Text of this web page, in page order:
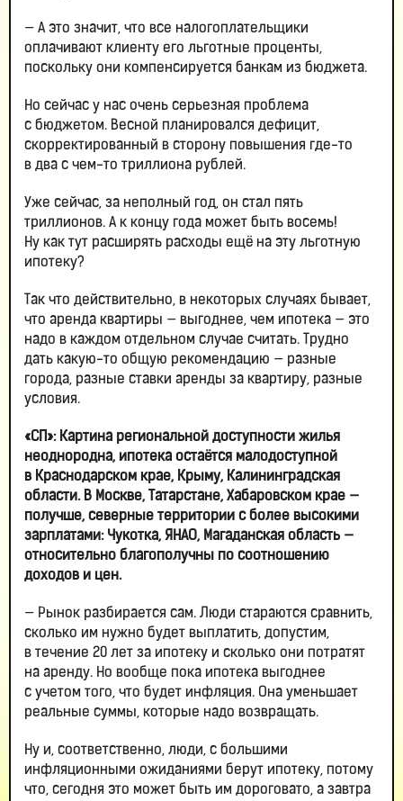
— А это значит, что все налогоплательщики
оплачивают клиенту его льготные проценты,
поскольку они компенсируется банкам из бюджета.
Но сейчас у нас очень серьезная проблема
с бюджетом. Весной планировался дефицит,
скорректированный в сторону повышения где-то
в два с чем-то триллиона рублей.
Уже сейчас, за неполный год, он стал пять
триллионов. А к концу года может быть восемь!
Ну как тут расширять расходы ещё на эту льготную
ипотеку?
Так что действительно, в некоторых случаях бывает,
что аренда квартиры — выгоднее, чем ипотека — это
надо в каждом отдельном случае считать. Трудно
дать какую-то общую рекомендацию — разные
города, разные ставки аренды за квартиру, разные
условия.
«СП»: Картина региональной доступности жилья
неоднородна, ипотека остаётся малодоступной
в Краснодарском крае, Крыму, Калининградская
области. В Москве, Татарстане, Хабаровском крае —
получше, северные территории с более высокими
зарплатами: Чукотка, ЯНАО, Магаданская область —
относительно благополучны по соотношению
доходов и цен.
— Рынок разбирается сам. Люди стараются сравнить,
сколько им нужно будет выплатить, допустим,
в течение 20 лет за ипотеку и сколько они потратят
на аренду. Но вообще пока ипотека выгоднее
с учетом того, что будет инфляция. Она уменьшает
реальные суммы, которые надо возвращать.
Ну и, соответственно, люди, с большими
инфляционными ожиданиями берут ипотеку, потому
что, сегодня это может быть им дороговато, а завтра